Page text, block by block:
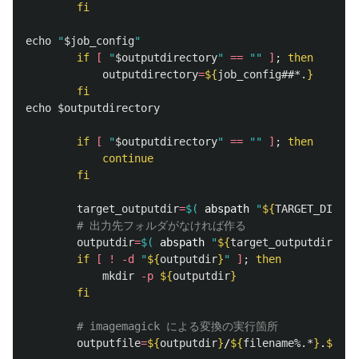
        fi
echo "$job_config"
if
[ "$outputdirectory" == "" ] ;
then
outputdirectory=${job_config##*. }
echo $outputdirectory
if [ "$outputdirectory" == "" ] ;
then
            continue
        fi
target_outputdir=$( abspath "${
# 出力先フォルダがなければ作る
outputdir=$( abspath "${target_outputdir
if
[ ! -d "${outputdir}" ] ;
then
mkdir
-p ${outputdir}
fi
# imagemagick による変換の実行箇所
outputfile=${outputdir}/${filename%.*} . ${